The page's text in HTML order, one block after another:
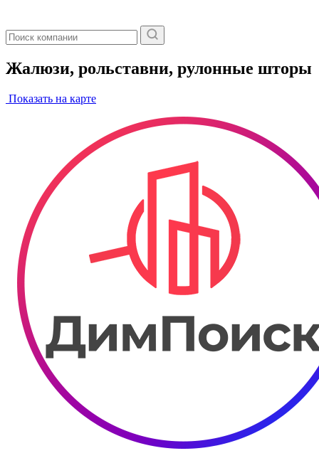
Жалюзи, рольставни, рулонные шторы
Показать на карте